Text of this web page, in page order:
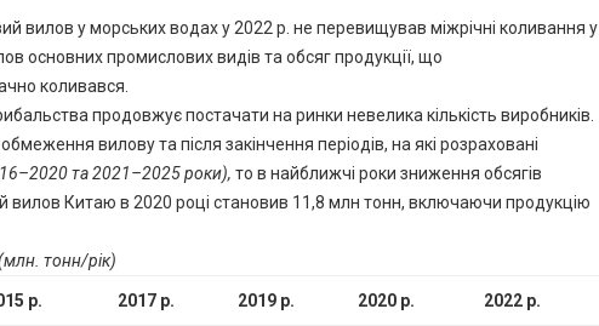
вилов у морських водах у 2022 р. не перевищував міжрічні коливання у
основних промислових видів та обсяг продукції, що
коливався.
продовжує постачати на ринки невелика кількість виробників.
вилову та після закінчення періодів, на які розраховані
та 2021–2025 роки), то в найближчі роки зниження обсягів
Китаю в 2020 році становив 11,8 млн тонн, включаючи продукцію
тонн/рік)
р. 2017 р. 2019 р. 2020 р. 2022 р.